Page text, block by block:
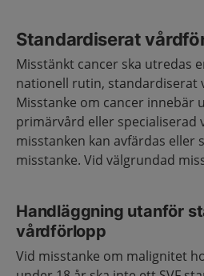
Standardiserat
Misstänkt cancer ska utredas
nationell rutin, standardiserat
Misstanke om cancer innebär
primärvård eller specialiserad
misstanken kan avfärdas eller
misstanke. Vid välgrundad
Handläggning utanför
vårdförlopp
Vid misstanke om malignitet